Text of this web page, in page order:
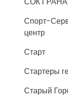
Спорт-
центр
Старт
Стартеры
Старый